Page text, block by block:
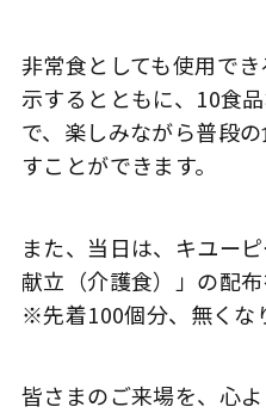
非常食としても使用で
示するとともに、10食
で、楽しみながら普段
すことができます。
また、当日は、キユー
献立（介護食）」の配布
※先着100個分、無くな
皆さまのご来場を、心よ